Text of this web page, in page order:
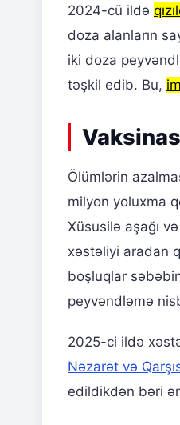
2024-cü ildə
doza alanların
iki doza
təşkil edib. Bu,
Ölümlərin
milyon yoluxma
Xüsusilə aşağı
xəstəliyi aradan
boşluqlar
peyvəndləmə
2025-ci ildə
Nəzarət və
edildikdən bəri